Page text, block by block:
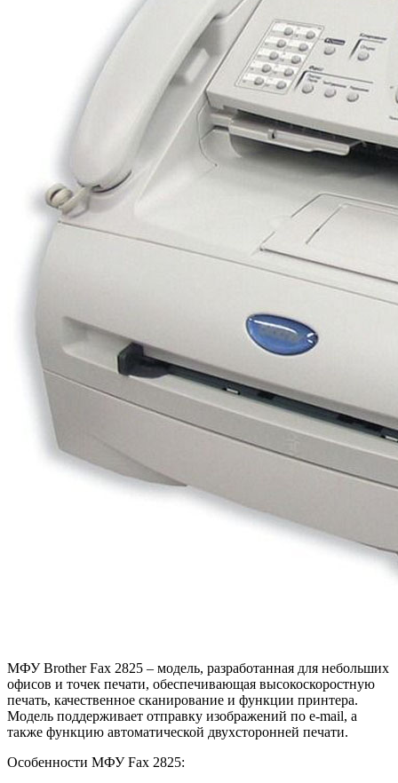
МФУ Brother Fax 2825 – модель, разработанная для небольших
офисов и точек печати, обеспечивающая высокоскоростную
печать, качественное сканирование и функции принтера.
Модель поддерживает отправку изображений по e-mail, а
также функцию автоматической двухсторонней печати.
Особенности МФУ Fax 2825: